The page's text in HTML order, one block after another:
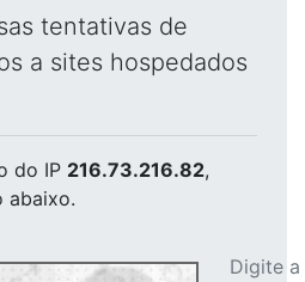
tentativas de
a sites hospedados
do IP 216.73.216.82,
abaixo.
Digite